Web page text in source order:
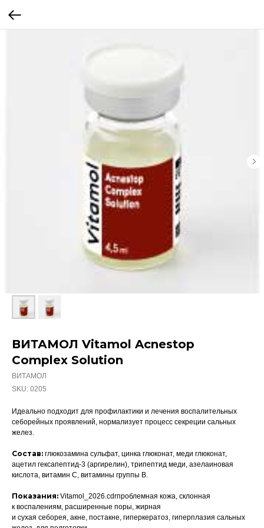
ВИТАМОЛ Vitamol Acnestop
Complex Solution
ВИТАМОЛ
SKU: 0205
Идеально подходит для профилактики и лечения воспалительных
себорейных проявлений, нормализует процесс секреции сальных
желез.
Состав: глюкозамина сульфат, цинка глюконат, меди глюконат,
ацетил гексапептид-3 (аргирелин), трипептид меди, азелаиновая
кислота, витамин С, витамины группы В.
Показания: Vitamol_2026.cdrпроблемная кожа, склонная
к воспалениям, расширенные поры, жирная
и сухая себорея, акне, постакне, гиперкератоз, гиперплазия сальных